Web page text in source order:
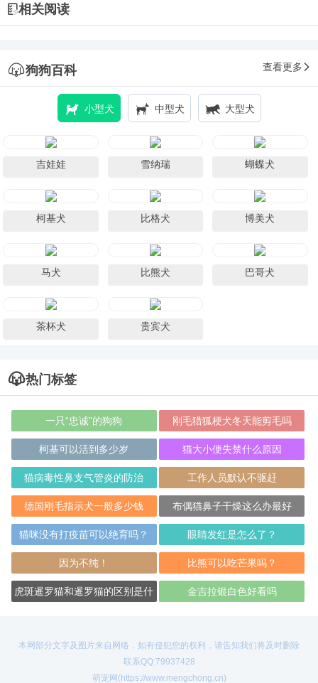
相关阅读
狗狗百科 查看更多
小型犬 中型犬 大型犬
吉娃娃 雪纳瑞 蝴蝶犬
柯基犬 比格犬 博美犬
马犬 比熊犬 巴哥犬
茶杯犬 贵宾犬
热门标签
一只“忠诚”的狗狗 刚毛猎狐梗犬冬天能剪毛吗
柯基可以活到多少岁 猫大小便失禁什么原因
猫病毒性鼻支气管炎的防治 工作人员默认不驱赶
德国刚毛指示犬一般多少钱 布偶猫鼻子干燥这么办最好
猫咪没有打疫苗可以绝育吗？ 眼睛发红是怎么了？
因为不纯！ 比熊可以吃芒果吗？
虎斑暹罗猫和暹罗猫的区别是什
金吉拉银白色好看吗
本网部分文字及图片来自网络，如有侵犯您的权利，请告知我们将及时删除
联系QQ:79937428
萌宠网(https://www.mengchong.cn)